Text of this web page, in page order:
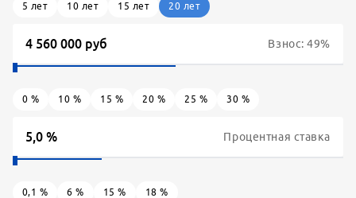
Взнос:49%
0 % 10 % 15 % 20 % 25 % 30 %
5 лет 10 лет 15 лет 20 лет
Процентная ставка
0,1 % 6 % 15 % 18 %